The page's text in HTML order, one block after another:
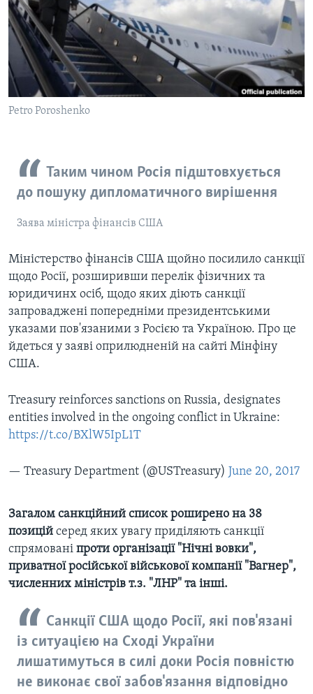
СУСПІЛЬСТВО
ЕКОНОМІКА
ІСТОРІЇ УСПІХУ УКРАЇНЦІВ
ТЕЛЕПРОГРАМИ
ЧАС-TIME
БРИФІНГ ГОЛОСУ АМЕРИКИ
СТУДІЯ ВАШИНГТОН
ПОГЛЯД З ВАШИНГТОНА
ENGLISH
Learning English
Мови
Petro Poroshenko
Таким чином Росія підштовхується
до пошуку дипломатичного вирішення
Заява міністра фінансів США
Міністерство фінансів США щойно посилило санкції
щодо Росії, розширивши перелік фізичних та
юридичинх осіб, щодо яких діють санкції
запроваджені попередніми президентськими
указами пов'язаними з Росією та Україною. Про це
йдеться у заяві оприлюдненій на сайті Мінфіну
США.
Treasury reinforces sanctions on Russia, designates
entities involved in the ongoing conflict in Ukraine:
https://t.co/BXlW5IpL1T
— Treasury Department (@USTreasury) June 20, 2017
Загалом санкційний список роширено на 38
позицій серед яких увагу приділяють санкції
спрямовані проти організації "Нічні вовки",
приватної російської військової компанії "Вагнер",
численних міністрів т.з. "ЛНР" та інші.
Санкції США щодо Росії, які пов'язані
із ситуацією на Сході України
лишатимуться в силі доки Росія повністю
не виконає свої забов'язання відповідно